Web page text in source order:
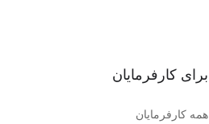
برای کارفرمایان
همه کارفرمایان